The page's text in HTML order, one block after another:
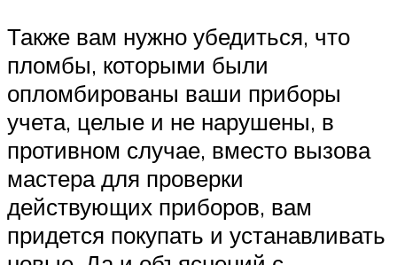
Также вам нужно убедиться, что
пломбы, которыми были
опломбированы ваши приборы
учета, целые и не нарушены, в
противном случае, вместо вызова
мастера для проверки
действующих приборов, вам
придется покупать и устанавливать